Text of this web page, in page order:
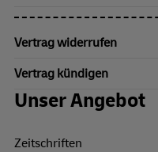
Vertrag widerrufen
Vertrag kündigen
Unser Angebot
Zeitschriften